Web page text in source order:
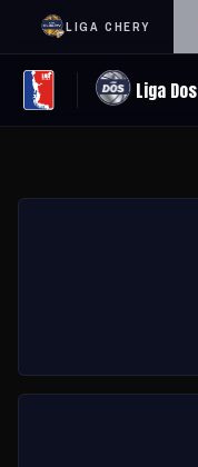
LIGA CHERY
Liga Dos